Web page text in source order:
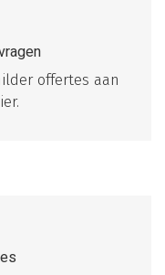
offertes aan